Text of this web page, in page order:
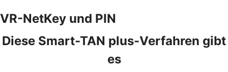
VR-NetKey und PIN
Diese Smart-TAN plus-Verfahren gibt
es